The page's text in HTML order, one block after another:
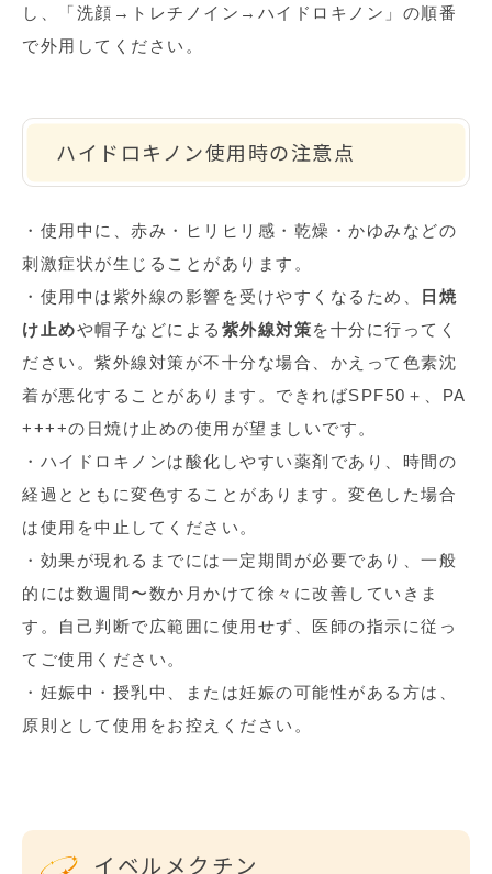
し、「洗顔 → トレチノイン → ハイドロキノン」の順番
で外用してください。
ハイドロキノン使用時の注意点
・使用中に、赤み・ヒリヒリ感・乾燥・かゆみなどの
刺激症状が生じることがあります。
・使用中は紫外線の影響を受けやすくなるため、
日焼
け止めや帽子などによる 紫外線対策を十分に行ってく
ださい。紫外線対策が不十分な場合、かえって色素沈
着が悪化することがあります。できればSPF50 ＋、 PA
++++の日焼け止めの使用が望ましいです。
・ハイドロキノンは酸化しやすい薬剤であり、時間の
経過とともに変色することがあります。変色した場合
は使用を中止してください。
・効果が現れるまでには一定期間が必要であり、一般
的には数週間〜数か月かけて徐々に改善していきま
す。自己判断で広範囲に使用せず、医師の指示に従っ
てご使用ください。
・妊娠中・授乳中、または妊娠の可能性がある方は、
原則として使用をお控えください。
イベルメクチン